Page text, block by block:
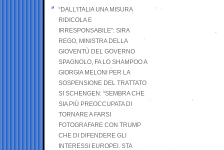
“DALL’ITALIA UNA MISURA
RIDICOLA E
IRRESPONSABILE”: SIRA
REGO, MINISTRA DELLA
GIOVENTÙ DEL GOVERNO
SPAGNOLO, FA LO SHAMPOO A
GIORGIA MELONI PER LA
SOSPENSIONE DEL TRATTATO
SI SCHENGEN: “SEMBRA CHE
SIA PIÙ PREOCCUPATA DI
TORNARE A FARSI
FOTOGRAFARE CON TRUMP
CHE DI DIFENDERE GLI
INTERESSI EUROPEI. STA